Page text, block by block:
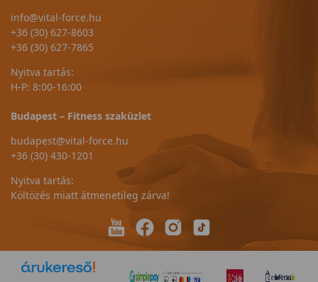
info@vital-force.hu
+36 (30) 627-8603
+36 (30) 627-7865
Nyitva tartás:
H-P: 8:00-16:00
Budapest – Fitness szaküzlet
budapest@vital-force.hu
+36 (30) 430-1201
Nyitva tartás:
Költözés miatt átmenetileg zárva!